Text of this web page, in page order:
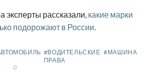
эксперты рассказали, какие марки
подорожают в России.
#ВОДИТЕЛЬСКИЕ
ПРАВА
#МАШИНА
0